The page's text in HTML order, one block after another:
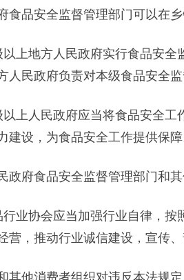
品安全监督管理部门可以在乡
地方人民政府实行食品安全监
人民政府负责对本级食品安全
人民政府应当将食品安全工作
建设，为食品安全工作提供保障
府食品安全监督管理部门和其
协会应当加强行业自律，按照
营，推动行业诚信建设，宣传、
他消费者组织对违反本法规定